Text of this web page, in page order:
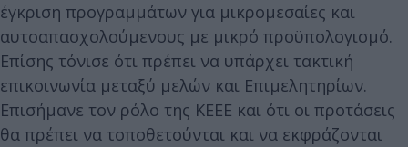
έγκριση προγραμμάτων για μικρομεσαίες και
αυτοαπασχολούμενους με μικρό προϋπολογισμό.
Επίσης τόνισε ότι πρέπει να υπάρχει τακτική
επικοινωνία μεταξύ μελών και Επιμελητηρίων.
Επισήμανε τον ρόλο της ΚΕΕΕ και ότι οι προτάσεις
θα πρέπει να τοποθετούνται και να εκφράζονται